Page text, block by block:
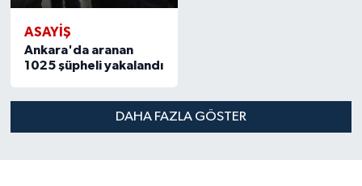
ASAYIŞ
Ankara'da aranan
1025 şüpheli yakalandı
DAHA FAZLA GÖSTER